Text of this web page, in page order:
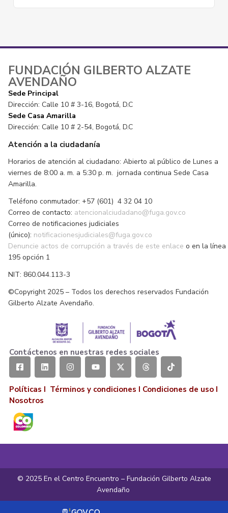
Periódico Comunitario Notas de Acción
FUNDACIÓN GILBERTO ALZATE
AVENDAÑO
Sede Principal
Dirección: Calle 10 # 3-16, Bogotá, D.C
Sede Casa Amarilla
Dirección: Calle 10 # 2-54, Bogotá, D.C
Atención a la ciudadanía
Horarios de atención al ciudadano: Abierto al público de Lunes a
viernes de 8:00 a. m. a 5:30 p. m. jornada continua Sede Casa
Amarilla.
Teléfono conmutador: +57 (601) 4 32 04 10
Correo de contacto: atencionalciudadano@fuga.gov.co
Correo de notificaciones judiciales
(único): notificacionesjudiciales@fuga.gov.co
Denuncie actos de corrupción a través de este enlace o en la línea
195 opción 1
NIT: 860.044.113-3
©Copyright 2025 – Todos los derechos reservados Fundación
Gilberto Alzate Avendaño.
Contáctenos en nuestras redes sociales
Políticas I Términos y condiciones I Condiciones de uso I
Nosotros
© 2025 En el Centro Encuentro – Fundación Gilberto Alzate
Avendaño